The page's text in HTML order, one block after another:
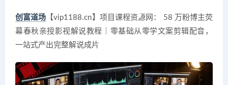
创富道场 【vip1188.cn】项目课程资源网： 58 万粉博主荧
幕春秋亲授影视解说教程｜零基础从零学文案剪辑配音，
一站式产出完整解说成片